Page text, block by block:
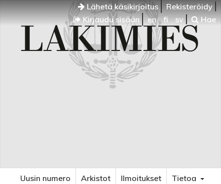
Lähetä käsikirjoitus
Rekisteröidy
Kirjaudu sisään
en fi sv Hae
Uusin numero Arkistot Ilmoitukset Tietoa